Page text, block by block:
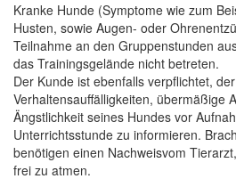
Kranke Hunde (Symptome wie zum
Husten, sowie Augen- oder
Teilnahme an den Gruppenstunden
das Trainingsgelände nicht betreten.
Der Kunde ist ebenfalls verpflichtet,
Verhaltensauffälligkeiten, übermäßige
Ängstlichkeit seines Hundes vor
Unterrichtsstunde zu informieren. B
benötigen einen Nachweisvom
frei zu atmen.